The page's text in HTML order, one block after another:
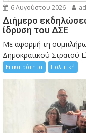
6 Αυγούστου 2026
Διήμερο
ίδρυση του ΔΣΕ
Με αφορμή τη
Δημοκρατικού Στρατού
Επικαιρότητα Πολιτική